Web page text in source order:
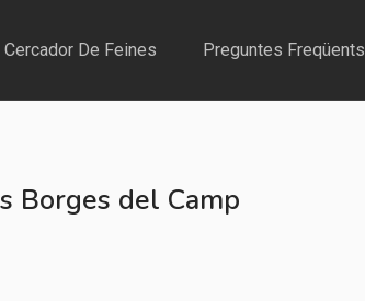
Cercador De Feines Preguntes Freqüents
Borges del Camp